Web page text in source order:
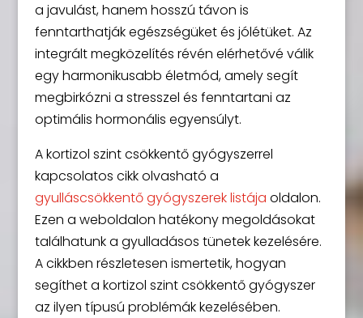
a javulást, hanem hosszú távon is
fenntarthatják egészségüket és jólétüket. Az
integrált megközelítés révén elérhetővé válik
egy harmonikusabb életmód, amely segít
megbirkózni a stresszel és fenntartani az
optimális hormonális egyensúlyt.
A kortizol szint csökkentő gyógyszerrel
kapcsolatos cikk olvasható a
gyulláscsökkentő gyógyszerek listája oldalon.
Ezen a weboldalon hatékony megoldásokat
találhatunk a gyulladásos tünetek kezelésére.
A cikkben részletesen ismertetik, hogyan
segíthet a kortizol szint csökkentő gyógyszer
az ilyen típusú problémák kezelésében.